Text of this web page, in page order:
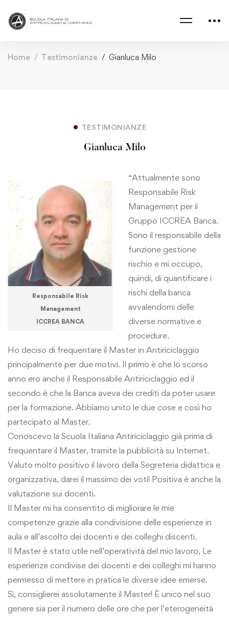
Home Testimonianze Gianluca Milo
TESTIMONIANZE
Gianluca Milo
Responsabile Risk
Management
ICCREA BANCA
“Attualmente sono
Responsabile Risk
Management per il
Gruppo ICCREA Banca.
Sono il responsabile della
funzione gestione
rischio e mi occupo,
quindi, di quantificare i
rischi della banca
avvalendomi delle
diverse normative e
procedure.
Ho deciso di frequentare il Master in Antiriciclaggio
principalmente per due motivi. Il primo è che lo scorso
anno ero anche il Responsabile Antiriciclaggio ed il
secondo è che la Banca aveva dei crediti da poter usare
per la formazione. Abbiamo unito le due cose e così ho
partecipato al Master.
Conoscevo la Scuola Italiana Antiriciclaggio già prima di
frequentare il Master, tramite la pubblicità su Internet.
Valuto molto positivo il lavoro della Segreteria didattica e
organizzativa, darei il massimo dei voti! Positiva è anche la
valutazione sui docenti.
Il Master mi ha consentito di migliorare le mie
competenze grazie alla condivisione delle esperienze in
aula e all’ascolto dei docenti e dei colleghi discenti.
Il Master è stato utile nell’operatività del mio lavoro. Le
esperienze condivise dei docenti e dei colleghi mi hanno
permesso di mettere in pratica le diverse idee emerse.
Sì, consiglierei assolutamente il Master! È unico nel suo
genere sia per il numero delle ore che per l’eterogeneità